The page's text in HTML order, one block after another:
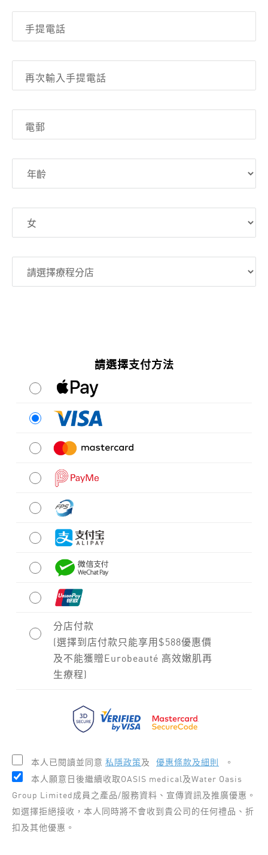
手提電話
再次輸入手提電話
電郵
請選擇支付方法
分店付款
(選擇到店付款只能享用$588優惠價
及不能獲贈Eurobeauté 高效嫩肌再
生療程)
本人已閱讀並同意 私隱政策 及 優惠條款及細則
。
本人願意日後繼續收取OASIS medical及Water Oasis
Group Limited成員之產品/服務資料、宣傳資訊及推廣優惠。
如選擇拒絕接收，本人同時將不會收到貴公司的任何禮品、折
扣及其他優惠。